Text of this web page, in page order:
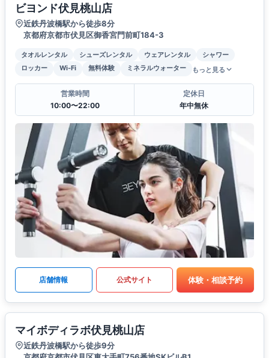
ビヨンド伏見桃山店
近鉄丹波橋駅から徒歩8分
京都府京都市伏見区御香宮門前町184-3
タオルレンタル シューズレンタル ウェアレンタル
シャワー
ロッカー
Wi-Fi 無料体験 ミネラルウォーター もっと見る
営業時間
10:00〜22:00
定休日
年中無休
店舗情報 公式サイト 体験・相談予約
マイボディラボ伏見桃山店
近鉄丹波橋駅から徒歩9分